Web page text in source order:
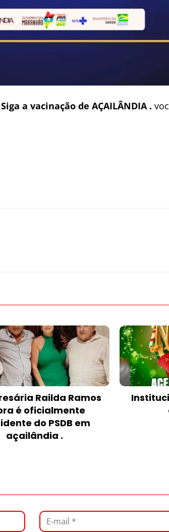
Siga a vacinação de AÇAILÂNDIA .
Railda Ramos
é oficialmente
do PSDB em
açailândia .